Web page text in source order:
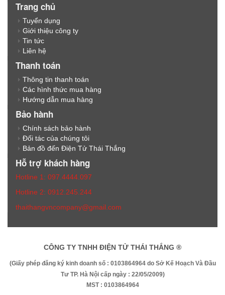
Trang chủ
Tuyển dụng
Giới thiệu công ty
Tin tức
Liên hệ
Thanh toán
Thông tin thanh toán
Các hình thức mua hàng
Hướng dẫn mua hàng
Bảo hành
Chính sách bảo hành
Đối tác của chúng tôi
Bản đồ đến Điện Tử Thái Thắng
Hỗ trợ khách hàng
Hotline 1: 097.4444.097
Hotline 2: 0912.245.244
thaithangvncompany@gmail.com
CÔNG TY TNHH ĐIỆN TỬ THÁI THẮNG ®
(Giấy phép đăng ký kinh doanh số : 0103864964 do Sở Kế Hoạch Và Đầu
Tư TP. Hà Nội cấp ngày : 22/05/2009)
MST : 0103864964